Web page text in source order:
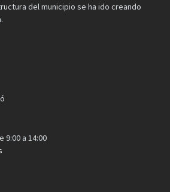
del municipio se ha ido creando
9:00 a 14:00